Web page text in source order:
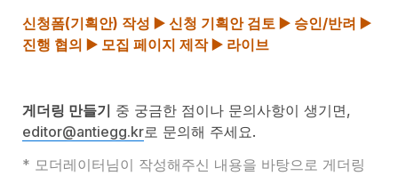
신청폼(기획안) 작성 ▶️ 신청 기획안 검토 ▶️ 승인/반려 ▶️
진행 협의 ▶️ 모집 페이지 제작 ▶️ 라이브
게더링 만들기
editor@antiegg.kr로 문의해 주세요.
* 모더레이터님이 작성해주신 내용을 바탕으로 게더링